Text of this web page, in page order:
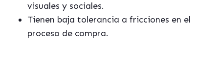
visuales y sociales.
Tienen baja tolerancia a fricciones en el
proceso de compra.